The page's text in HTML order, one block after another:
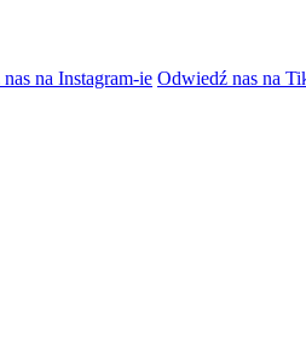
na Instagram-ie Odwiedź nas na